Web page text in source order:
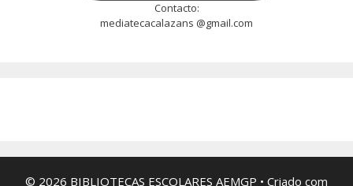
Contacto:
mediatecacalazans @gmail.com
© 2026 BIBLIOTECAS ESCOLARES AEMGP • Criado com